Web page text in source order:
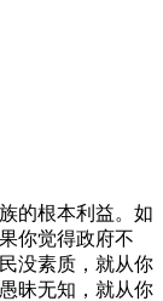
的根本利益。如
你觉得政府不
没素质，就从你
昧无知，就从你